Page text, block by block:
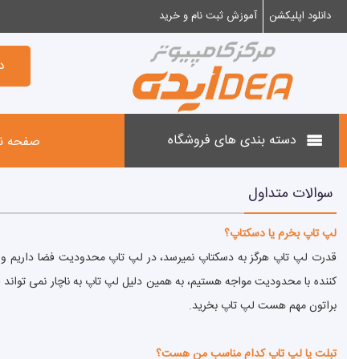
دانلود اپلیکشن آموزش ثبت نام و خریددسته بندی فروشگاه
لپ تاپ های Asus
لپ تاپ های Acer
لپ تاپ های Lenovo
لپ تاپ های HP
لپ تاپ های DELL
صفحه دسته بندی های فروشگاه
سوالات متداول
لپ تاپ بخرم یا دسکتاپ؟
قدرت لپ تاپ هرگز به دسکتاپ نمیرسد، در لپ تاپ محدودیت فضا داریم
کننده با محدودیت مواجه هستیم، به همین دلیل لپ تاپ به ناچار نمی
براتون مهم هست لپ تاپ بخرید.
تبلت یا لپ تاپ کدام مناسب من هست؟